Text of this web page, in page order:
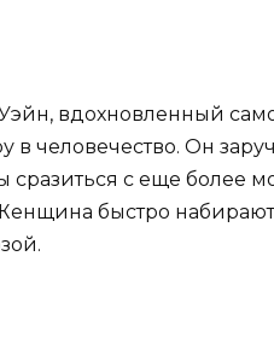
вдохновленный
в человечество. Он
с еще более
быстро